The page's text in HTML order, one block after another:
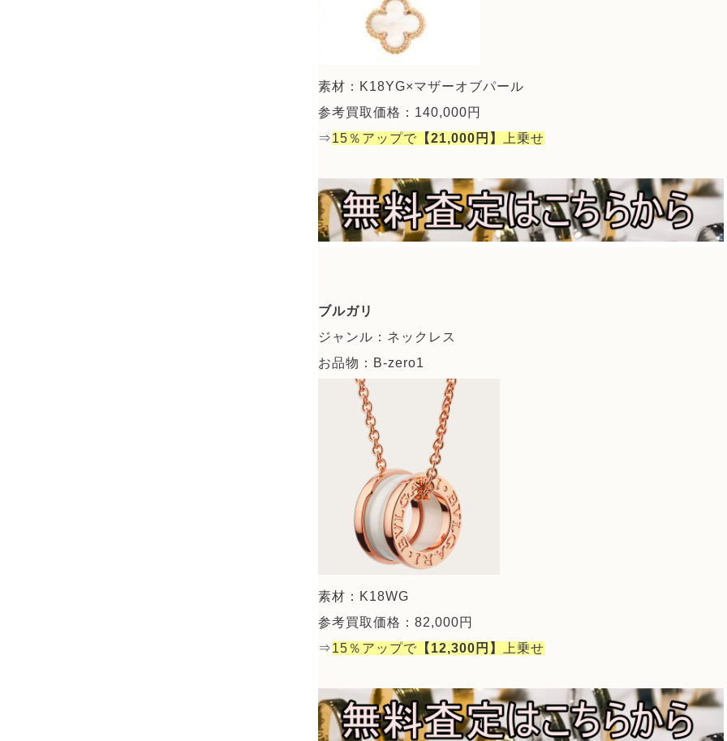
素材：K18YG×マザーオブパール
参考買取価格：140,000円
⇒15％アップで 【21,000円】 上乗せ
ブルガリ
ジャンル：ネックレス
お品物：B-zero1
素材：K18WG
参考買取価格：82,000円
⇒15％アップで 【12,300円】 上乗せ